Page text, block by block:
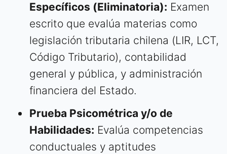
Específicos (Eliminatoria): Examen
escrito que evalúa materias como
legislación tributaria chilena (LIR, LCT,
Código Tributario), contabilidad
general y pública, y administración
financiera del Estado.
Prueba Psicométrica y/o de
Habilidades: Evalúa competencias
conductuales y aptitudes